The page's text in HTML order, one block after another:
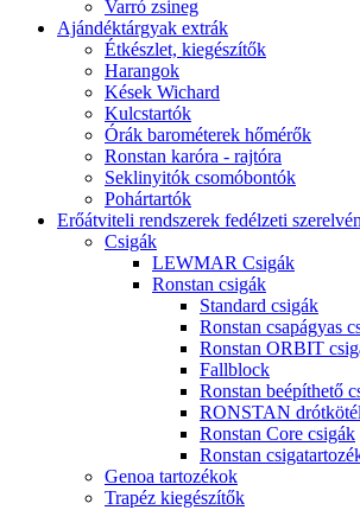
Varró zsineg
Ajándéktárgyak extrák
Étkészlet, kiegészítők
Harangok
Kések Wichard
Kulcstartók
Órák barométerek hőmérők
Ronstan karóra - rajtóra
Seklinyitók csomóbontók
Pohártartók
Erőátviteli rendszerek fedélzeti
Csigák
LEWMAR Csigák
Ronstan csigák
Standard csigák
Ronstan csapágyas
Ronstan ORBIT
Fallblock
Ronstan beépíthető
RONSTAN
Ronstan Core csigák
Ronstan
Genoa tartozékok
Trapéz kiegészítők